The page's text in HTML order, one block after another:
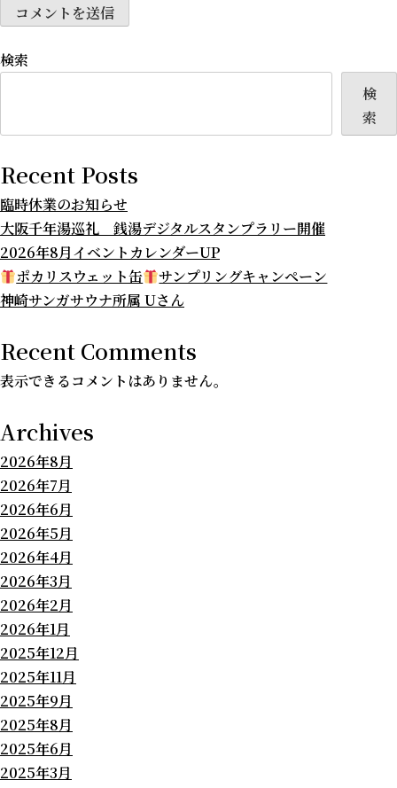
検索
検
索
Recent Posts
臨時休業のお知らせ
大阪千年湯巡礼 銭湯デジタルスタンプラリー開催
2026年8月イベントカレンダーUP
ポカリスウェット缶
サンプリングキャンペーン
神崎サンガサウナ所属 Uさん
Recent Comments
表示できるコメントはありません。
Archives
2026年8月
2026年7月
2026年6月
2026年5月
2026年4月
2026年3月
2026年2月
2026年1月
2025年12月
2025年11月
2025年9月
2025年8月
2025年6月
2025年3月